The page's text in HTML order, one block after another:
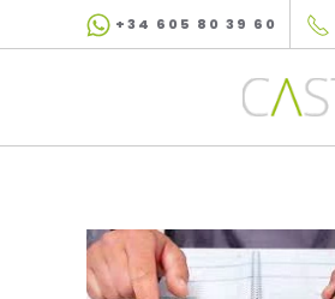
Skip to main content
+34 605 80 39 60